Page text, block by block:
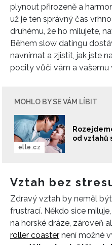
plynout přirozeně a
už je ten správný čas
druhému, že ho milujete,
Během slow datingu
navnímat a zjistit, jak jste
pocity vůči vám a vašemu
MOHLO BY SE VÁM LÍBIT
od vztahů
elle.cz
Vztah bez
Zdravý vztah by neměl
frustrací. Někdo sice
na horské dráze, zároveň
roller coaster není možné